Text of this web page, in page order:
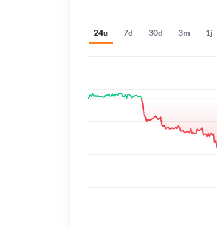
24u 7d 30d 3m 1j